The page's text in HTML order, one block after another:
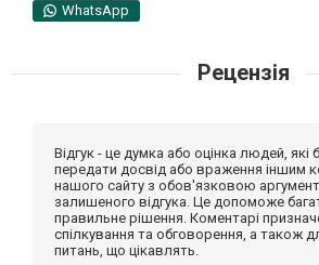
WhatsApp
Рецензія
Відгук - це думка або оцінка людей,
передати досвід або враження іншим
нашого сайту з обов'язковою
залишеного відгука. Це допоможе
правильне рішення. Коментарі
спілкування та обговорення, а також
питань, що цікавлять.